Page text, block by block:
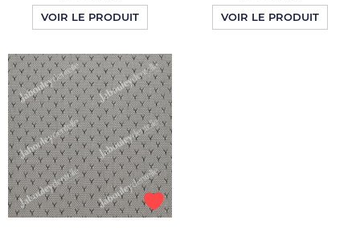
VOIR LE PRODUIT VOIR LE PRODUIT